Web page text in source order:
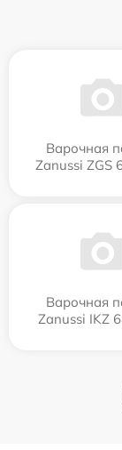
Варочная
Zanussi ZGS
Варочная
Zanussi IKZ